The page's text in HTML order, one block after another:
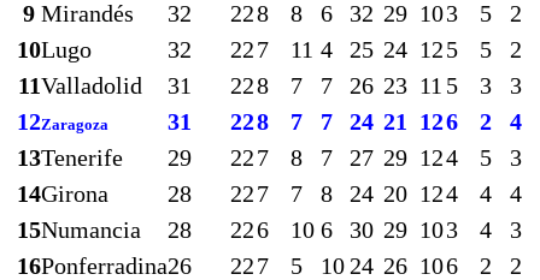
9 Mirandés 32 228 8 6 32 29 103 5 2
10Lugo 32 227 11 4 25 24 125 5 2
11Valladolid 31 228 7 7 26 23 11 5 3 3
12Zaragoza 31 228 7 7 24 21 126 2 4
13Tenerife 29 227 8 7 27 29 124 5 3
14Girona 28 227 7 8 24 20 124 4 4
15Numancia 28 226 10 6 30 29 103 4 3
16Ponferradina26 227 5 10 24 26 106 2 2